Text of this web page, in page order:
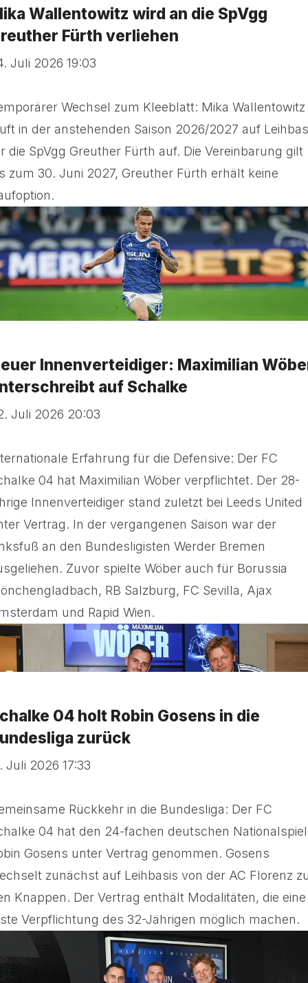
Wallentowitz wird an die SpVgg
Fürth verliehen
Juli 2026 19:03
Wechsel zum Kleeblatt: Mika Wallentowitz
in der anstehenden Saison 2026/2027 auf
die SpVgg Greuther Fürth auf. Die Vereinbarung gilt
zum 30. Juni 2027, Greuther Fürth erhält keine
Innenverteidiger: Maximilian
auf Schalke
Juli 2026 20:03
Erfahrung für die Defensive: Der FC
04 hat Maximilian Wöber verpflichtet. Der 28-
Innenverteidiger stand zuletzt bei Leeds United
Vertrag. In der vergangenen Saison war der
an den Bundesligisten Werder Bremen
Zuvor spielte Wöber auch für Borussia
RB Salzburg, FC Sevilla, Ajax
und Rapid Wien.
04 holt Robin Gosens in die
zurück
Juli 2026 17:33
Rückkehr in die Bundesliga: Der FC
04 hat den 24-fachen deutschen
Gosens unter Vertrag genommen. Gosens
zunächst auf Leihbasis von der AC Florenz
Knappen. Der Vertrag enthält Modalitäten, die eine
Verpflichtung des 32-Jährigen möglich machen.